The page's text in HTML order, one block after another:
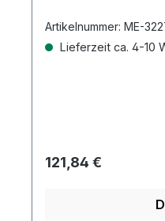
Artikelnummer: ME-
Lieferzeit ca. 4-10
Regulärer Preis:
121,84 €